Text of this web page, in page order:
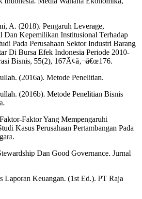
A. (2018). Pengaruh Leverage,
Dan Kepemilikan Institusional Terhadap
Pada Perusahaan Sektor Industri Barang
Di Bursa Efek Indonesia Periode 2010-
Bisnis, 55(2), 167Ã¢â‚¬â€œ176.
(2016a). Metode Penelitian.
(2016b). Metode Penelitian Bisnis
Faktor Yang Mempengaruhi
Kasus Perusahaan Pertambangan Pada
Dan Good Governance. Jurnal
Laporan Keuangan. (1st Ed.). PT Raja